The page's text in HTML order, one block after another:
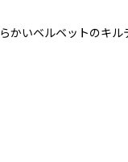
いベルベットのキ